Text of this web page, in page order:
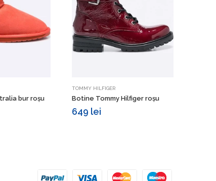
bur roșu
Vezi detalii
TOMMY HILFIGER
Botine Tommy Hilfiger roșu
649 lei